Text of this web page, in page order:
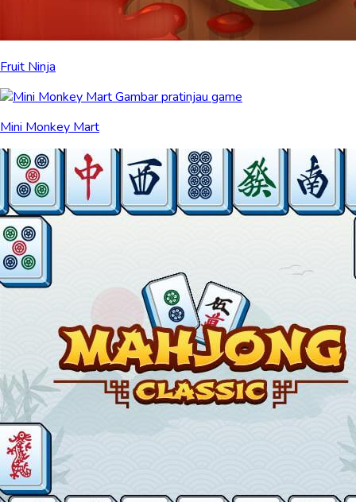
Fruit Ninja
Mini Monkey Mart